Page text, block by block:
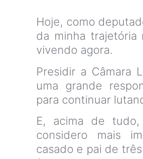
Hoje, como
da minha trajetória
vivendo agora.
Presidir a Câmara
uma grande
para continuar
E, acima de
considero mais
casado e pai de